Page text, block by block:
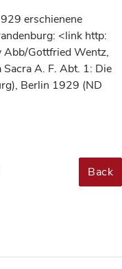
erschienene
<link http:
Abb/Gottfried Wentz,
A. F. Abt. 1: Die
Berlin 1929 (ND
Back